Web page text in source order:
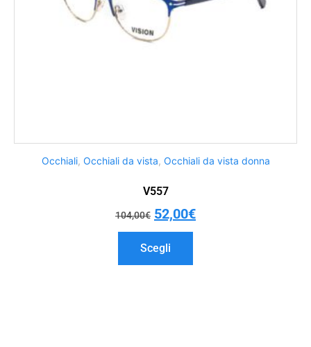
Occhiali, Occhiali da vista, Occhiali da vista donna
V557
104,00€ 52,00€
Scegli